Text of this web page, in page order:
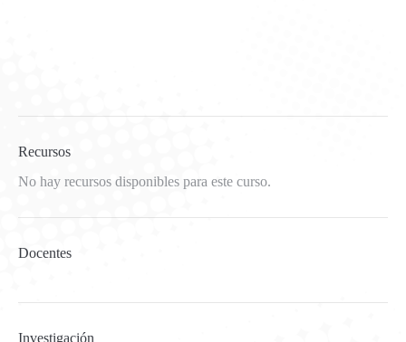
Recursos
No hay recursos disponibles para este curso.
Docentes
Investigación